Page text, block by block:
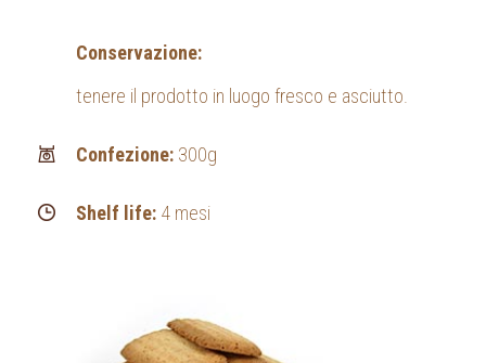
Conservazione:
tenere il prodotto in luogo fresco e asciutto.
Confezione: 300g
Shelf life:4 mesi